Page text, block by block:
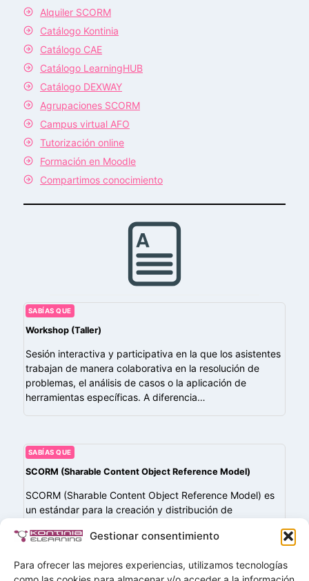
Gestionar consentimiento
Para ofrecer las mejores experiencias, utilizamos tecnologías
Alquiler SCORM
Catálogo Kontinia
Catálogo CAE
Catálogo LearningHUB
Catálogo DEXWAY
Agrupaciones SCORM
Campus virtual AFO
Tutorización online
Formación en Moodle
Compartimos conocimiento
SABÍAS QUE
Workshop (Taller)
Sesión interactiva y participativa en la que los asistentes
trabajan de manera colaborativa en la resolución de
problemas, el análisis de casos o la aplicación de
herramientas específicas. A diferencia…
SABÍAS QUE
SCORM (Sharable Content Object Reference Model)
SCORM (Sharable Content Object Reference Model) es
un estándar para la creación y distribución de
interoperabilidad entre los cursos y las plataformas LMS